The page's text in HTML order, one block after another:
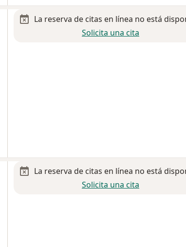
La reserva de citas en línea no está
Solicita una cita
La reserva de citas en línea no está
Solicita una cita